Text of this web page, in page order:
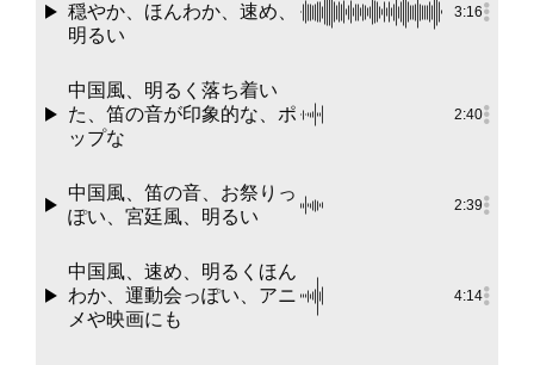
穏やか、ほんわか、速め、
明るい
3:16
中国風、明るく落ち着い
た、笛の音が印象的な、ポ
ップな
2:40
中国風、笛の音、お祭りっ
ぽい、宮廷風、明るい
2:39
中国風、速め、明るくほん
わか、運動会っぽい、アニ
メや映画にも
4:14